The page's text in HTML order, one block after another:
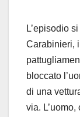
L’episodio
Carabinieri,
bloccato
di una
via.